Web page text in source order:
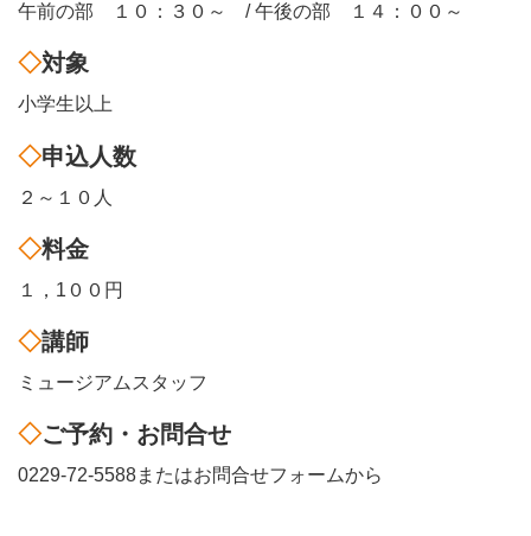
午前の部 １０：３０～ / 午後の部 １４：００～
対象
小学生以上
申込人数
２～１０人
料金
１，1００円
講師
ミュージアムスタッフ
ご予約・お問合せ
0229-72-5588またはお問合せフォームから